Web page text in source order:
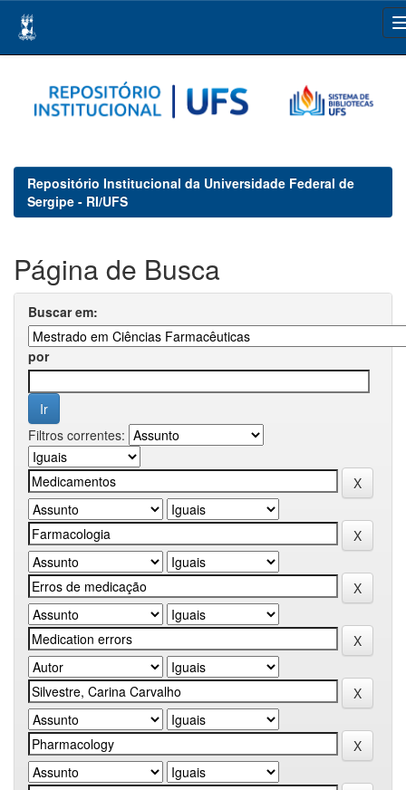
navigation
Repositório Institucional da Universidade Federal de
Sergipe - RI/UFS
Página de Busca
Buscar em:
por
Filtros correntes: